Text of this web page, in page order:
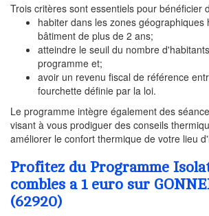
Trois critères sont essentiels pour bénéficier
habiter dans les zones géographiques
bâtiment de plus de 2 ans;
atteindre le seuil du nombre
programme et;
avoir un revenu fiscal de référence
fourchette définie par la loi.
Le programme intègre également des
visant à vous prodiguer des conseils
améliorer le confort thermique de votre lieu
Profitez du Programme
combles a 1 euro sur
(62920)